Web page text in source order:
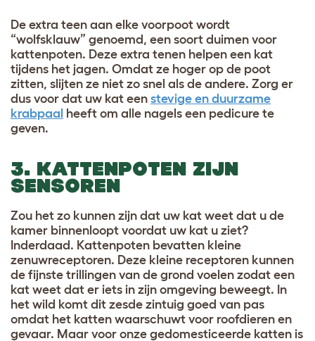
De extra teen aan elke voorpoot wordt
“wolfsklauw” genoemd, een soort duimen voor
kattenpoten. Deze extra tenen helpen een kat
tijdens het jagen. Omdat ze hoger op de poot
zitten, slijten ze niet zo snel als de andere. Zorg er
dus voor dat uw kat een stevige en duurzame
krabpaal heeft om alle nagels een pedicure te
geven.
3. KATTENPOTEN ZIJN
SENSOREN
Zou het zo kunnen zijn dat uw kat weet dat u de
kamer binnenloopt voordat uw kat u ziet?
Inderdaad. Kattenpoten bevatten kleine
zenuwreceptoren. Deze kleine receptoren kunnen
de fijnste trillingen van de grond voelen zodat een
kat weet dat er iets in zijn omgeving beweegt. In
het wild komt dit zesde zintuig goed van pas
omdat het katten waarschuwt voor roofdieren en
gevaar. Maar voor onze gedomesticeerde katten is